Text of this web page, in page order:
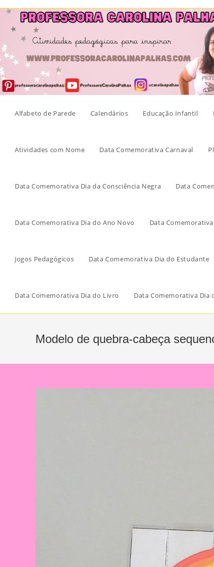
Skip
content
Alfabeto de Parede Calendários Educação Infantil
Atividades com Nome Data Comemorativa Carnaval
Data Comemorativa Dia da Consciência Negra Data
Data Comemorativa Dia do Ano Novo Data
Jogos Pedagógicos Data Comemorativa Dia do Estudante
Data Comemorativa Dia do Livro Data Comemorativa Dia
Modelo de quebra-cabeça